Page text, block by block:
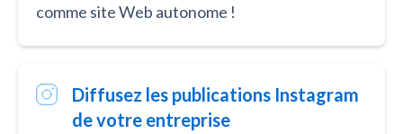
comme site Web autonome !
Diffusez les publications Instagram
de votre entreprise